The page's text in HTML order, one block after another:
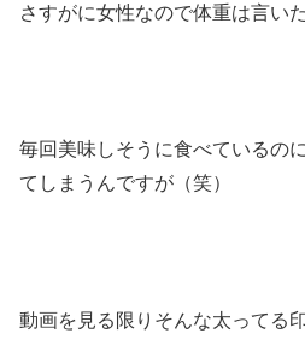
さすがに女性なので体重は言い
毎回美味しそうに食べているの
てしまうんですが（笑）
動画を見る限りそんな太ってる